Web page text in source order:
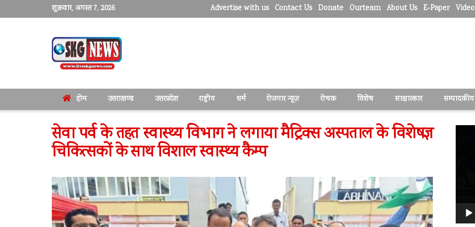
शुक्रवार, अगस्त 7, 2026 Advertise with us Contact Us Donate Ourteam About Us E-Paper Video
होम उत्तराखण्ड उत्तरप्रदेश राष्ट्रीय धर्म रोजगार न्यूज़ रोचक विशेष साक्षात्कार सम्पादकीय
सेवा पर्व के तहत स्वास्थ्य विभाग ने लगाया मैट्रिक्स अस्पताल के विशेषज्ञ
चिकित्सकों के साथ विशाल स्वास्थ्य कैम्प